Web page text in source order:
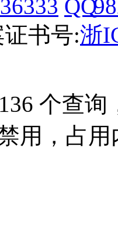
书号:浙
个查询
用，占